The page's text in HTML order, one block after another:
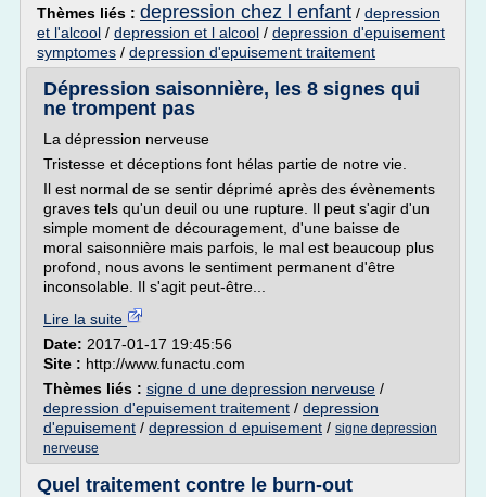
Thèmes liés : depression chez l enfant / depression
et l'alcool / depression et l alcool / depression d'epuisement
symptomes / depression d'epuisement traitement
Dépression saisonnière, les 8 signes qui
ne trompent pas
La dépression nerveuse
Tristesse et déceptions font hélas partie de notre vie.
Il est normal de se sentir déprimé après des évènements
graves tels qu'un deuil ou une rupture. Il peut s'agir d'un
simple moment de découragement, d'une baisse de
moral saisonnière mais parfois, le mal est beaucoup plus
profond, nous avons le sentiment permanent d'être
inconsolable. Il s'agit peut-être...
Lire la suite
Date: 2017-01-17 19:45:56
Site : http://www.funactu.com
Thèmes liés : signe d une depression nerveuse /
depression d'epuisement traitement / depression
d'epuisement / depression d epuisement / signe depression
nerveuse
Quel traitement contre le burn-out